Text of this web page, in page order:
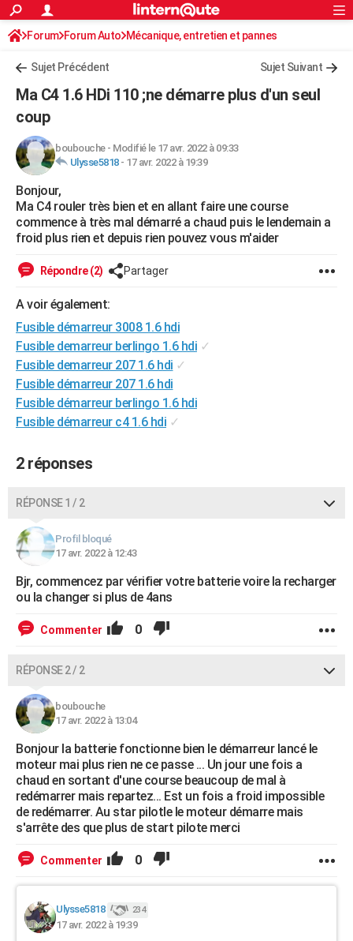
ACTUALITÉS
Politique
Société
Faits Divers
Education
Monde
Villes
+
FINANCE
Retraite
Impôts
Epargne
Immobilier
Risques naturels par ville
Banque
Assurance
Crédit
AUTO
Essais
Réserver un essai
Citadines
Berlines
SUV
Forum auto
HIGH-TECH
Mobiles
Meilleur smartphone
Internet
Ordinateurs
Jeux vidéo
Guide high-tech
BRICOLAGE
Forum
Aménagement intérieur
Extérieur
Cuisine
Salle de bains
Jardinage
Rangement
WEEK-END
Guides de France
Escapades
Patrimoine
Expositions
Musées
Week-end nature
LIFESTYLE
Art de vivre
Bien-être
Loisirs
Mode
Modes de vie
SANTE
Alimentation
Guide de la santé
Maladies
Médicaments
Sommeil
VOYAGE
Destinations
City break
Voyage nature
Voyage de noces
Forum
Climat
+PHOTO
GUIDES D'ACHAT
CARTE DE VOEUX
Carte de Noël
Carte Bonne année
Carte Saint-Valentin
Carte Pâques
Carte d'anniversaire
DICTIONNAIRE
Dictionnaire
Biographies
Citations
Expressions
Proverbes
PROGRAMME TV
COPAINS D'AVANT
S'inscrire
Se connecter
Lycées
Collèges
Primaires
Universités
Entreprises
Service militaire
Avis de recherche
AVIS DE DÉCÈS
FORUM
Rechercher
S'inscrire
Connexion
Forum Forum Auto Mécanique, entretien et pannes
Sujet Précédent Sujet Suivant
Ma C4 1.6 HDi 110 ;ne démarre plus d'un seul
coup
boubouche- Modifié le 17 avr. 2022 à 09:33
Ulysse5818- 17 avr. 2022 à 19:39
Bonjour,
Ma C4 rouler très bien et en allant faire une course
commence à très mal démarré a chaud puis le lendemain a
froid plus rien et depuis rien pouvez vous m'aider
Répondre (2) Partager
A voir également:
Fusible démarreur 3008 1.6 hdi
Fusible demarreur berlingo 1.6 hdi ✓
Fusible demarreur 207 1.6 hdi ✓
Fusible démarreur 207 1.6 hdi
Fusible démarreur berlingo 1.6 hdi
Fusible démarreur c4 1.6 hdi ✓
2 réponses
RÉPONSE 1 / 2
Profil bloqué
17 avr. 2022 à 12:43
Bjr, commencez par vérifier votre batterie voire la recharger
ou la changer si plus de 4ans
Commenter 0
RÉPONSE 2 / 2
boubouche
17 avr. 2022 à 13:04
Bonjour la batterie fonctionne bien le démarreur lancé le
moteur mai plus rien ne ce passe ... Un jour une fois a
chaud en sortant d'une course beaucoup de mal à
redémarrer mais repartez... Est un fois a froid impossible
de redémarrer. Au star pilotle le moteur démarre mais
s'arrête des que plus de start pilote merci
Commenter 0
Ulysse5818 234
17 avr. 2022 à 19:39